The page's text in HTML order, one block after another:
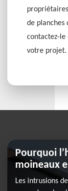
de planches
contactez-le
votre projet.
Pourquoi
moineaux
Les intrusions